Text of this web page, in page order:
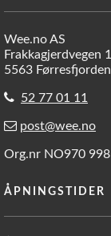
Wee.no AS
Frakkagjerdvegen
5563 Førresfjorden
52 77 01 11
post@wee.no
Org.nr NO970
ÅPNINGSTIDER